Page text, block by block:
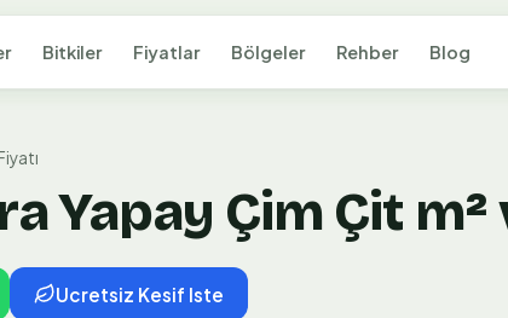
Bitkiler Fiyatlar Bölgeler Rehber Blog
Yapay Çim Çit
Ucretsiz Kesif Iste